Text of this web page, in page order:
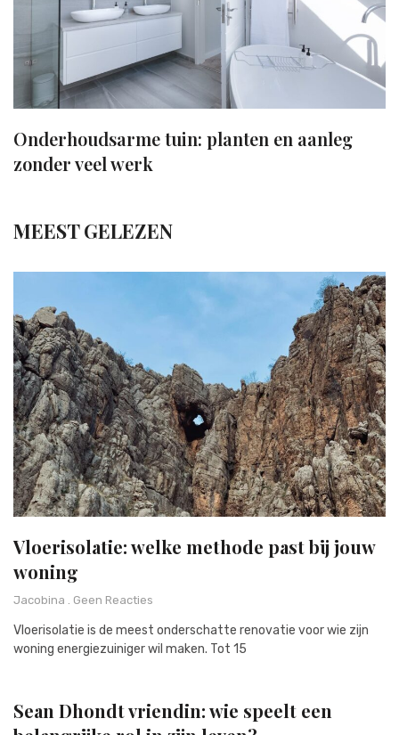
Onderhoudsarme tuin: planten en aanleg
zonder veel werk
MEEST GELEZEN
Vloerisolatie: welke methode past bij jouw
woning
Jacobina Geen Reacties
Vloerisolatie is de meest onderschatte renovatie voor wie zijn
woning energiezuiniger wil maken. Tot 15
Sean Dhondt vriendin: wie speelt een